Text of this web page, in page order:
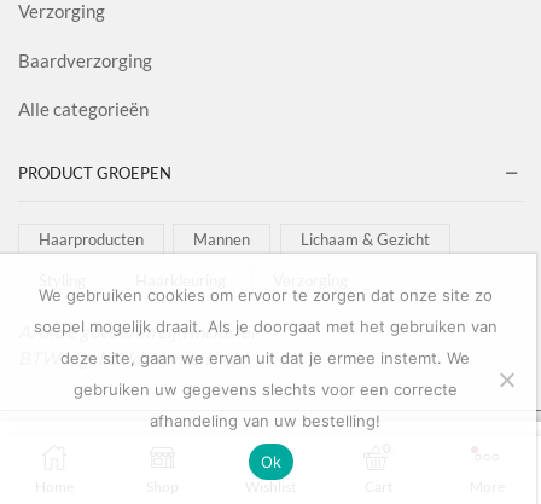
Verzorging
Baardverzorging
Alle categorieën
PRODUCT GROEPEN
Haarproducten Mannen Lichaam & Gezicht
Al onze goederen zijn inclusief
BTW afgebeeld in onze shop!
Copyright © 2022Salon Goederen
OPTIES SELECTEREN
0
Wishlist
We gebruiken cookies om ervoor te zorgen dat onze site zo
soepel mogelijk draait. Als je doorgaat met het gebruiken van
deze site, gaan we ervan uit dat je ermee instemt. We
gebruiken uw gegevens slechts voor een correcte
afhandeling van uw bestelling!
Ok